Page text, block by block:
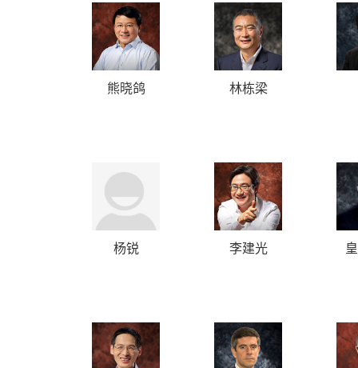
熊晓鸽 林栋梁
杨锐 李建光